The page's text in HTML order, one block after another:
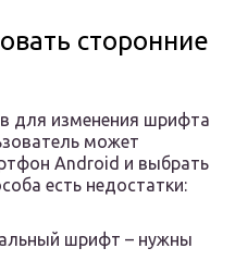
сторонние
для изменения шрифта
может
Android и выбрать
есть недостатки:
шрифт – нужны